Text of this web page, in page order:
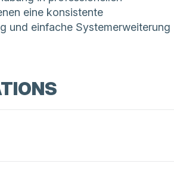
eine konsistente
und einfache Systemerweiterung